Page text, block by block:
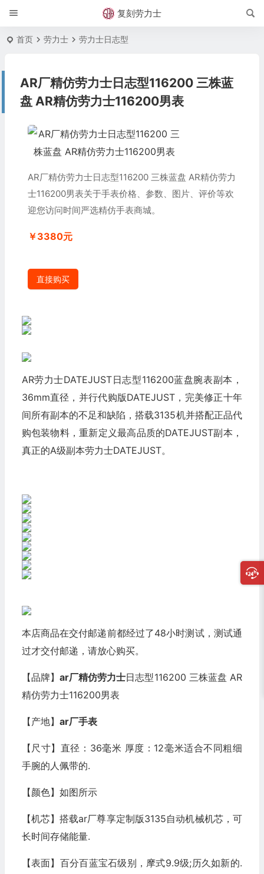
复刻劳力士
首页 劳力士 劳力士日志型
AR厂精仿劳力士日志型116200 三株蓝
盘 AR精仿劳力士116200男表
AR厂精仿劳力士日志型116200 三株蓝盘 AR精仿劳力
士116200男表关于手表价格、参数、图片、评价等欢
迎您访问时间严选精仿手表商城。
￥3380元
直接购买
AR劳力士DATEJUST日志型116200蓝盘腕表副本，
36mm直径，并行代购版DATEJUST，完美修正十年
间所有副本的不足和缺陷，搭载3135机并搭配正品代
购包装物料，重新定义最高品质的DATEJUST副本，
真正的A级副本劳力士DATEJUST。
本店商品在交付邮递前都经过了48小时测试，测试通
过才交付邮递，请放心购买。
【品牌】 ar厂精仿劳力士日志型116200 三株蓝盘 AR
精仿劳力士116200男表
【产地】 ar厂手表
【尺寸】直径：36毫米 厚度：12毫米适合不同粗细
手腕的人佩带的.
【颜色】如图所示
【机芯】搭载ar厂尊享定制版3135自动机械机芯，可
长时间存储能量.
【表面】百分百蓝宝石级别，摩式9.9级;历久如新的.